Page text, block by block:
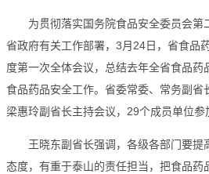
为贯彻落实国务院食品安全委员会第
省政府有关工作部署，3月24日，省食品
度第一次全体会议，总结去年全省食品药
食品药品安全工作。省委常委、常务副省
梁惠玲副省长主持会议，29个成员单位参
王晓东副省长强调，各级各部门要提
态度，有重于泰山的责任担当，把食品药